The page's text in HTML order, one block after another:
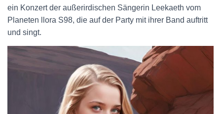
ein Konzert der außerirdischen Sängerin Leekaeth vom
Planeten llora S98, die auf der Party mit ihrer Band auftritt
und singt.